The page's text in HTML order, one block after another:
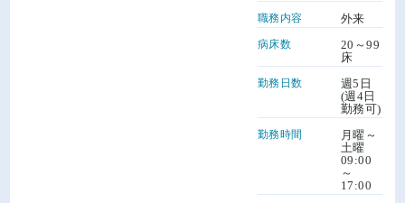
職務内容 外来
病床数
20～99
床
勤務日数
週5日
(週4日
勤務可)
勤務時間
月曜～
土曜
09:00
～
17:00